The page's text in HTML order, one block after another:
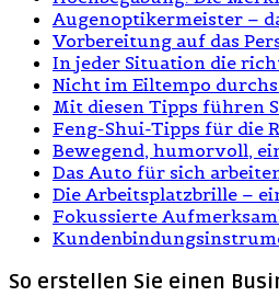
Augenoptikermeister –
Vorbereitung auf das
In jeder Situation die
Nicht im Eiltempo
Mit diesen Tipps führen
Feng-Shui-Tipps für die
Bewegend, humorvoll,
Das Auto für sich
Die Arbeitsplatzbrille –
Fokussierte
So erstellen Sie einen